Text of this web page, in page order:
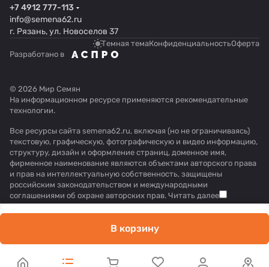
В корзину
+7 4912 777-113
info@semena62.ru
г. Рязань, ул. Новоселов 37
Темная темаКонфиденциальностьОферта
Разработано в
© 2026 Мир Семян
На информационном ресурсе применяются рекомендательные
технологии.
Все ресурсы сайта semena62.ru, включая (но не ограничиваясь)
текстовую, графическую, фотографическую и видео информацию,
структуру, дизайн и оформление страниц, доменное имя,
фирменное наименование являются объектами авторского права
и прав на интеллектуальную собственность, защищены
российским законодательством и международными
соглашениями об охране авторских прав. Читать далее